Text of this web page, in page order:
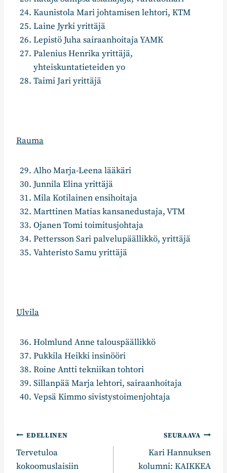
Kaunistola Mari johtamisen lehtori, KTM
Laine Jyrki yrittäjä
Lepistö Juha sairaanhoitaja YAMK
Palenius Henrika yrittäjä,
yhteiskuntatieteiden yo
Taimi Jari yrittäjä
Rauma
Alho Marja-Leena lääkäri
Junnila Elina yrittäjä
Mila Kotilainen ensihoitaja
Marttinen Matias kansanedustaja, VTM
Ojanen Tomi toimitusjohtaja
Pettersson Sari palvelupäällikkö, yrittäjä
Vahteristo Samu yrittäjä
Ulvila
Holmlund Anne talouspäällikkö
Pukkila Heikki insinööri
Roine Antti tekniikan tohtori
Sillanpää Marja lehtori, sairaanhoitaja
Vepsä Kimmo sivistystoimenjohtaja
Artikkelien
selaus
EDELLINEN
Tervetuloa
kokoomuslaisiin
SEURAAVA
Kari Hannuksen
kolumni: KAIKKEA